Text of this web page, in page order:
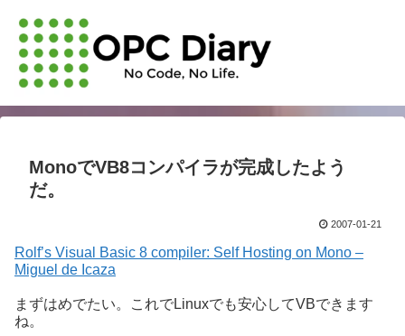
MonoでVB8コンパイラが完成したよう
だ。
2007-01-21
Rolf’s Visual Basic 8 compiler: Self Hosting on Mono –
Miguel de Icaza
まずはめでたい。これでLinuxでも安心してVBできます
ね。